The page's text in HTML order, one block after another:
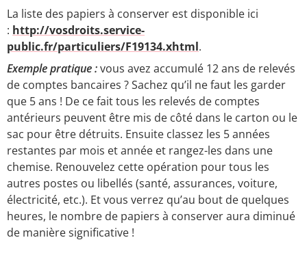
La liste des papiers à conserver est disponible ici
: http://vosdroits.service-
public.fr/particuliers/F19134.xhtml.
Exemple pratique :vous avez accumulé 12 ans de relevés
de comptes bancaires ? Sachez qu’il ne faut les garder
que 5 ans ! De ce fait tous les relevés de comptes
antérieurs peuvent être mis de côté dans le carton ou le
sac pour être détruits. Ensuite classez les 5 années
restantes par mois et année et rangez-les dans une
chemise. Renouvelez cette opération pour tous les
autres postes ou libellés (santé, assurances, voiture,
électricité, etc.). Et vous verrez qu’au bout de quelques
heures, le nombre de papiers à conserver aura diminué
de manière significative !